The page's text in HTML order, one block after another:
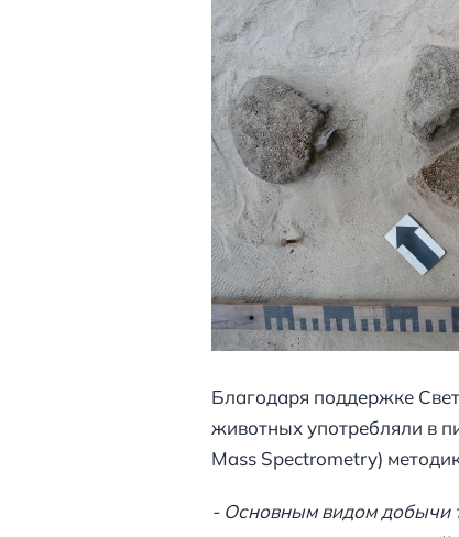
Благодаря поддержке
животных употребляли в
Mass Spectrometry)
- Основным видом добычи